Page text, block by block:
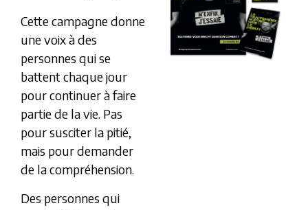
Cette campagne donne
une voix à des
personnes qui se
battent chaque jour
pour continuer à faire
partie de la vie. Pas
pour susciter la pitié,
mais pour demander
de la compréhension.
Des personnes qui